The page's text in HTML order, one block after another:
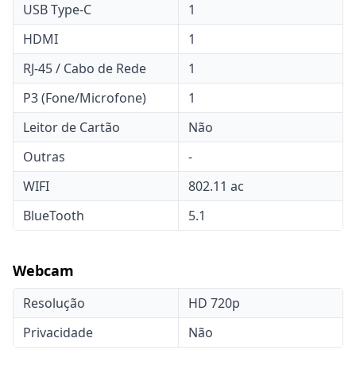
USB Type-C
1
HDMI
1
RJ-45 / Cabo de Rede
1
P3 (Fone/Microfone)
1
Leitor de Cartão
Não
Outras
-
WIFI
802.11 ac
BlueTooth
5.1
Webcam
Resolução
HD 720p
Privacidade
Não